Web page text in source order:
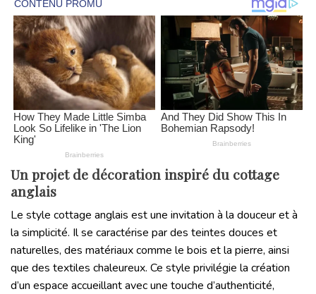
Un projet de décoration inspiré du cottage
anglais
Le style cottage anglais est une invitation à la douceur et à
la simplicité. Il se caractérise par des teintes douces et
naturelles, des matériaux comme le bois et la pierre, ainsi
que des textiles chaleureux. Ce style privilégie la création
d’un espace accueillant avec une touche d’authenticité,